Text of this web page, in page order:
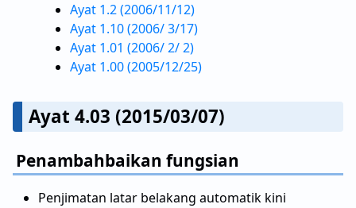
Ayat 1.2 (2006/11/12)
Ayat 1.10 (2006/ 3/17)
Ayat 1.01 (2006/ 2/ 2)
Ayat 1.00 (2005/12/25)
Ayat 4.03 (2015/03/07)
Penambahbaikan fungsian
Penjimatan latar belakang automatik kini